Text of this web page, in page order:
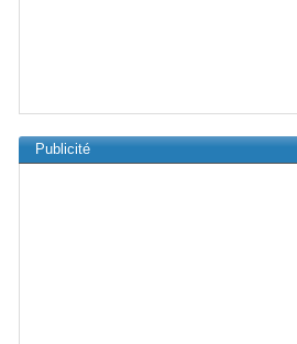
Publicité